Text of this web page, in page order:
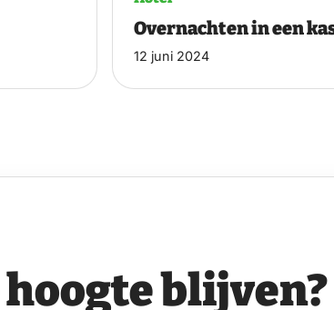
Overnachten in een
12 juni 2024
hoogte blijven?